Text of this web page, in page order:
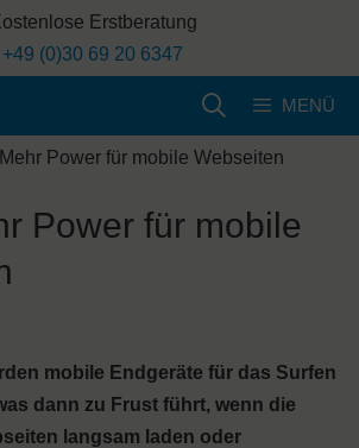
Erstberatung
+49 (0)30 69 20 6347
MENÜ
Power für mobile Webseiten
Power für mobile
mobile Endgeräte für das Surfen
dann zu Frust führt, wenn die
langsam laden oder